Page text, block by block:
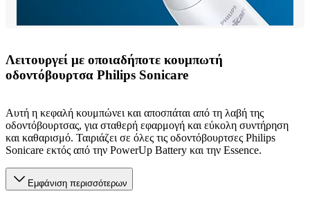
Λειτουργεί με οποιαδήποτε κουμπωτή
οδοντόβουρτσα Philips Sonicare
Αυτή η κεφαλή κουμπώνει και αποσπάται από τη λαβή της
οδοντόβουρτσας, για σταθερή εφαρμογή και εύκολη συντήρηση
και καθαρισμό. Ταιριάζει σε όλες τις οδοντόβουρτσες Philips
Sonicare εκτός από την PowerUp Battery και την Essence.
Εμφάνιση περισσότερων